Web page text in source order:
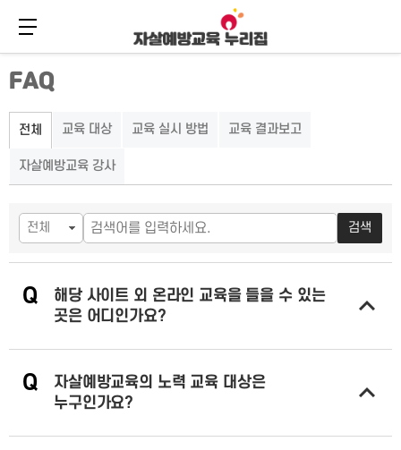
주
메
뉴
바
본
문
바
로
메뉴 버튼
FAQ
전체 교육 대상 교육 실시 방법 교육 결과보고
자살예방교육 강사
검색
Q
해당 사이트 외 온라인 교육을 들을 수 있는
곳은 어디인가요?
Q
자살예방교육의 노력 교육 대상은
누구인가요?